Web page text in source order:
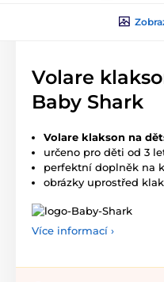
Volare
Baby Shark
Volare klakson na
určeno pro děti od 3
perfektní doplněk na
obrázky uprostřed
Více informací ›